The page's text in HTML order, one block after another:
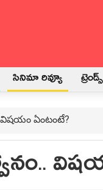
సినిమా రివ్యూ ట్రెండ్స్
విషయం ఏంటంటే?